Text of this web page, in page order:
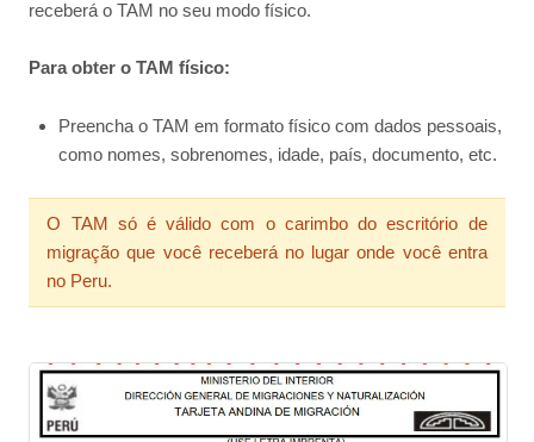
receberá o TAM no seu modo físico.
Para obter o TAM físico:
Preencha o TAM em formato físico com dados pessoais,
como nomes, sobrenomes, idade, país, documento, etc.
O TAM só é válido com o carimbo do escritório de
migração que você receberá no lugar onde você entra
no Peru.